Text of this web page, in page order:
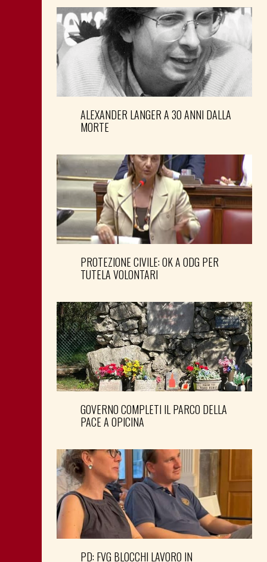
ALEXANDER LANGER A 30 ANNI DALLA
MORTE
PROTEZIONE CIVILE: OK A ODG PER
TUTELA VOLONTARI
GOVERNO COMPLETI IL PARCO DELLA
PACE A OPICINA
PD: FVG BLOCCHI LAVORO IN